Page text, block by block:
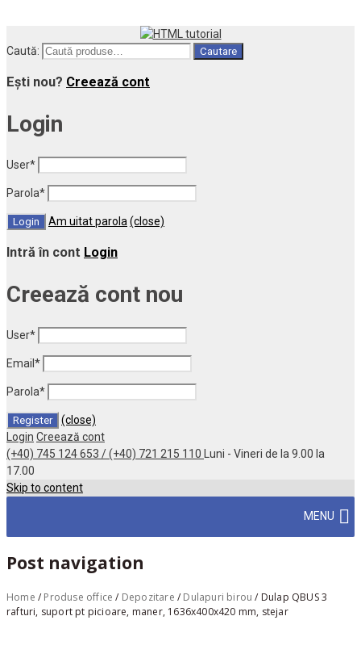
Caută: Cautare
Ești nou? Creează cont
Login
User*
Parola*
Am uitat parola (close)
Intră în cont Login
Creează cont nou
User*
Email *
Parola*
(close)
Login Creează cont
(+40) 745 124 653 / (+40) 721 215 110
Luni - Vineri de la 9.00 la
17.00
Skip to content
MENU
Post navigation
Home / Produse office / Depozitare / Dulapuri birou / Dulap QBUS 3
rafturi, suport pt picioare, maner, 1636x400x420 mm, stejar